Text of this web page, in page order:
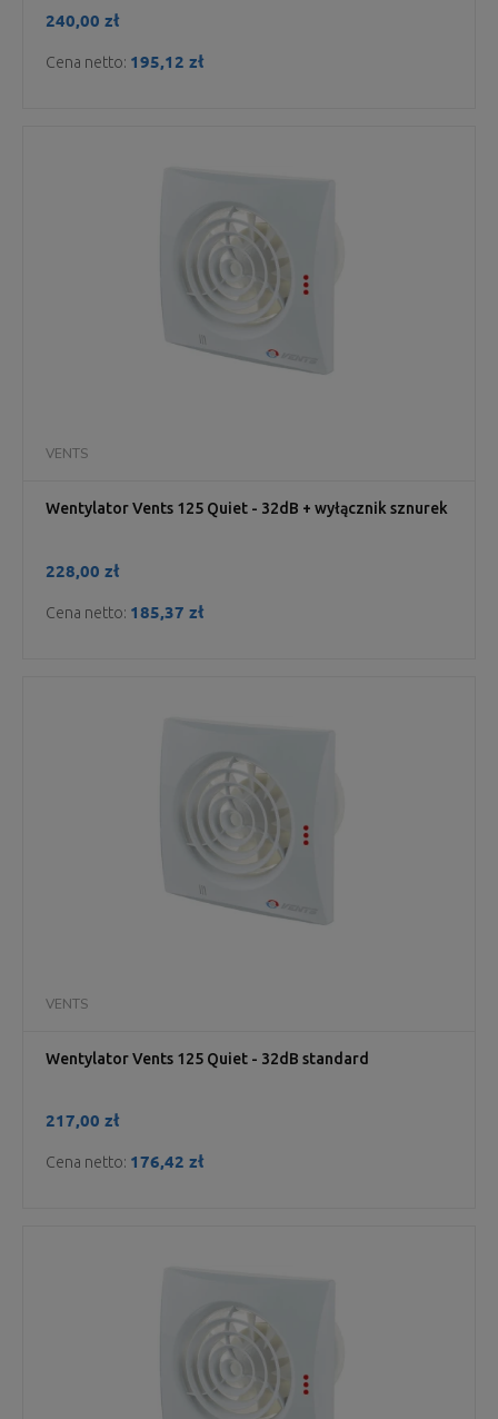
240,00 zł
Cena netto: 195,12 zł
Wentylator Vents 125 Quiet - 32dB + wyłącznik sznurek
VENTS
228,00 zł
Cena netto: 185,37 zł
Wentylator Vents 125 Quiet - 32dB standard
VENTS
217,00 zł
Cena netto: 176,42 zł